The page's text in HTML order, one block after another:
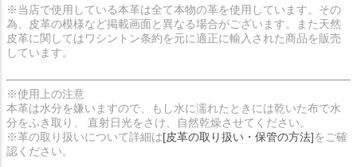
※当店で使用している本革は全て本物の革を使用しています。その
為、皮革の模様など掲載画面と異なる場合がございます。また天然
皮革に関してはワシントン条約を元に適正に輸入された商品を販売
しています。
※使用上の注意
本革は水分を嫌いますので、もし水に濡れたときには乾いた布で水
分をふき取り、 直射日光をさけ、自然乾燥させてください。
※革の取り扱いについて詳細は[皮革の取り扱い・保管の方法]をご確
認ください。